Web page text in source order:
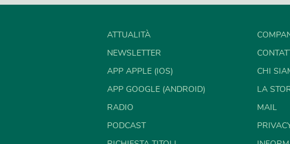
ATTUALITÀ
NEWSLETTER
APP APPLE (IOS)
APP GOOGLE (ANDROID)
RADIO
PODCAST
CHI
LA
MAIL